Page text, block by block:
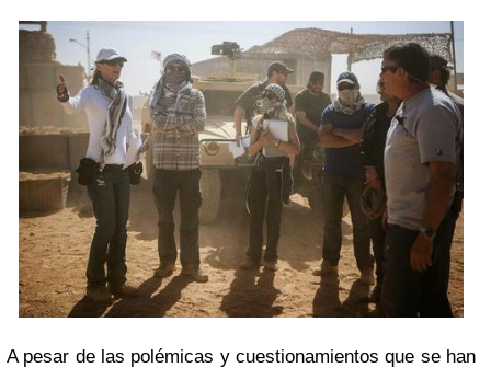
A pesar de las polémicas y cuestionamientos que se han